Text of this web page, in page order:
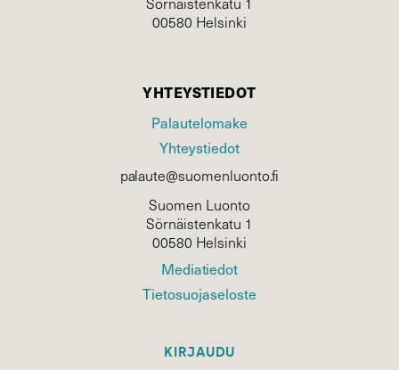
00580 Helsinki
YHTEYSTIEDOT
Palautelomake
Yhteystiedot
palaute@suomenluonto.fi
Suomen Luonto
Sörnäistenkatu 1
00580 Helsinki
Mediatiedot
Tietosuojaseloste
KIRJAUDU